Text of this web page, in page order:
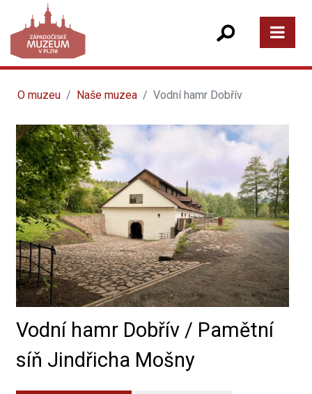
O muzeu Naše muzea Vodní hamr Dobřív
Vodní hamr Dobřív / Pamětní
síň Jindřicha Mošny